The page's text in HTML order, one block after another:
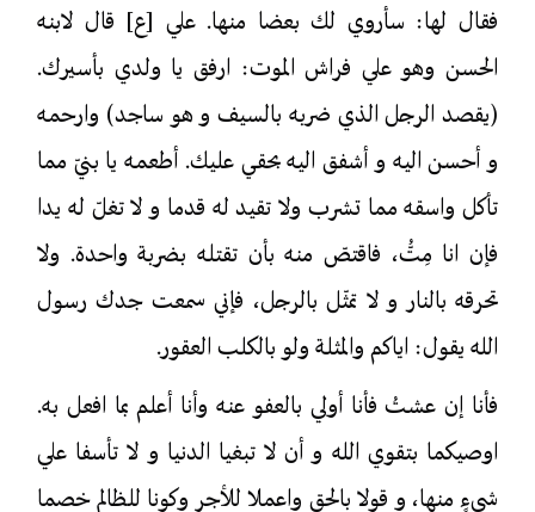
فقال لها: سأروي لك بعضا منها. علي [ع] قال لابنه
الحسن وهو علي فراش الموت: ارفق يا ولدي بأسيرك.
(يقصد الرجل الذي ضربه بالسيف و هو ساجد) وارحمه
و أحسن اليه و أشفق اليه بحقي عليك. أطعمه يا بنيّ مما
تأكل واسقه مما تشرب ولا تقيد له قدما و لا تغلّ له يدا
فإن انا مِتُّ، فاقتصّ منه بأن تقتله بضربة واحدة. ولا
تحرقه بالنار و لا تمثّل بالرجل، فإني سمعت جدك رسول
الله يقول: اياكم والمثلة ولو بالكلب العقور.
فأنا إن عشتُ فأنا أولي بالعفو عنه وأنا أعلم بما افعل به.
اوصيكما بتقوي الله و أن لا تبغيا الدنيا و لا تأسفا علي
شيءٍ منها، و قولا بالحق واعملا للأجر وكونا للظالم خصما